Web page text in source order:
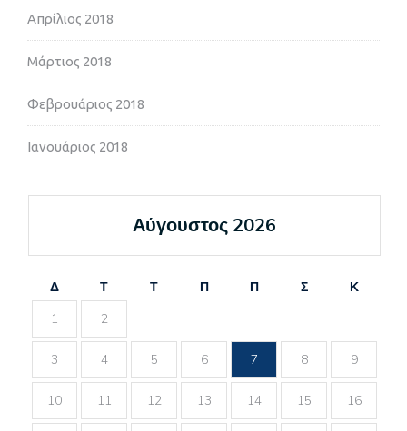
Απρίλιος 2018
Μάρτιος 2018
Φεβρουάριος 2018
Ιανουάριος 2018
Αύγουστος 2026
Δ Τ Τ Π Π Σ
Κ
1
2
3 4 5 6 7 8 9
10 11 12 13 14 15 16